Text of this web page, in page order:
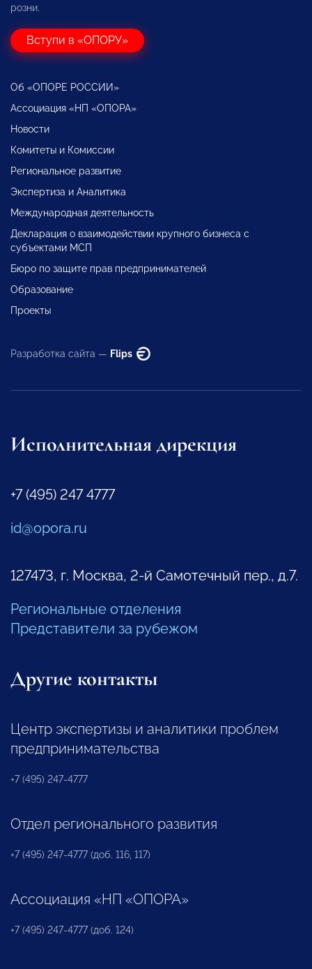
розни.
Вступи в «ОПОРУ»
Об «ОПОРЕ РОССИИ»
Ассоциация «НП «ОПОРА»
Новости
Комитеты и Комиссии
Региональное развитие
Экспертиза и Аналитика
Международная деятельность
Декларация о взаимодействии крупного бизнеса с
субъектами МСП
Бюро по защите прав предпринимателей
Образование
Проекты
Разработка сайта — Flips
Исполнительная дирекция
+7 (495) 247 4777
id@opora.ru
127473, г. Москва, 2-й Самотечный пер., д.7.
Региональные отделения
Представители за рубежом
Другие контакты
Центр экспертизы и аналитики проблем
предпринимательства
+7 (495) 247-4777
Отдел регионального развития
+7 (495) 247-4777 (доб. 116, 117)
Ассоциация «НП «ОПОРА»
+7 (495) 247-4777 (доб. 124)